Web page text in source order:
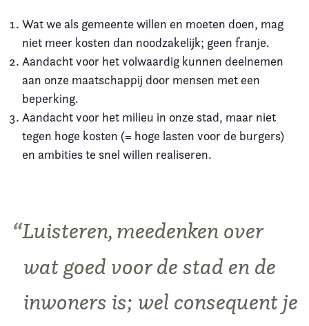
Wat we als gemeente willen en moeten doen, mag
niet meer kosten dan noodzakelijk; geen franje.
Aandacht voor het volwaardig kunnen deelnemen
aan onze maatschappij door mensen met een
beperking.
Aandacht voor het milieu in onze stad, maar niet
tegen hoge kosten (= hoge lasten voor de burgers)
en ambities te snel willen realiseren.
Luisteren, meedenken over
wat goed voor de stad en de
inwoners is; wel consequent je